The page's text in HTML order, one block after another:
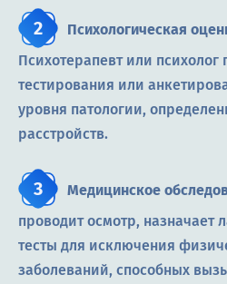
Психологическая
Психотерапевт или психолог
тестирования или
уровня патологии,
расстройств.
Медицинское
проводит осмотр, назначает
тесты для исключения
заболеваний, способных